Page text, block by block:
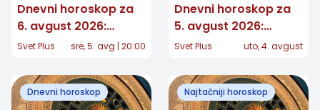
Dnevni horoskop za
6. avgust 2026:
Jedan znak donosi
stiže dugo očekivana
vest
Svet Plus sre, 5. avg | 20:00
Dnevni horoskop za
5. avgust 2026:
Jednom znaku stiže
čekao
Svet Plus uto, 4. avgust
Dnevni horoskop Najtačniji horoskop